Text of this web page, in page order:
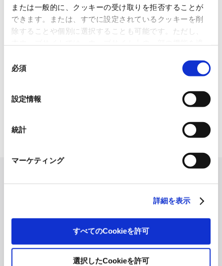
または一般的に、クッキーの受け取りを拒否することが
できます。または、すでに設定されているクッキーを削
除することや個別に選択することも可能です。ただし、
いるので、ご注意ください。これらのクッキーが受け入
れられない場合、本ウェブサイトの機能が制限される場
必須
設定情報
統計
マーケティング
詳細を表示
すべてのCookieを許可
選択したCookieを許可
使用済み化粧品容器をネームプ
レートへリサイクル
化粧品・健康食品メーカーの株式会社ファンケル（以下、「ファ
「周南 蚤の市2026 ×周南本屋通
日本紙パルプ商事は、2026年5月30日および31日に山口県...